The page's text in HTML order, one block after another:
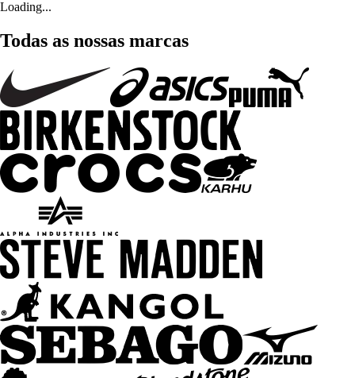
Loading...
Todas as nossas marcas